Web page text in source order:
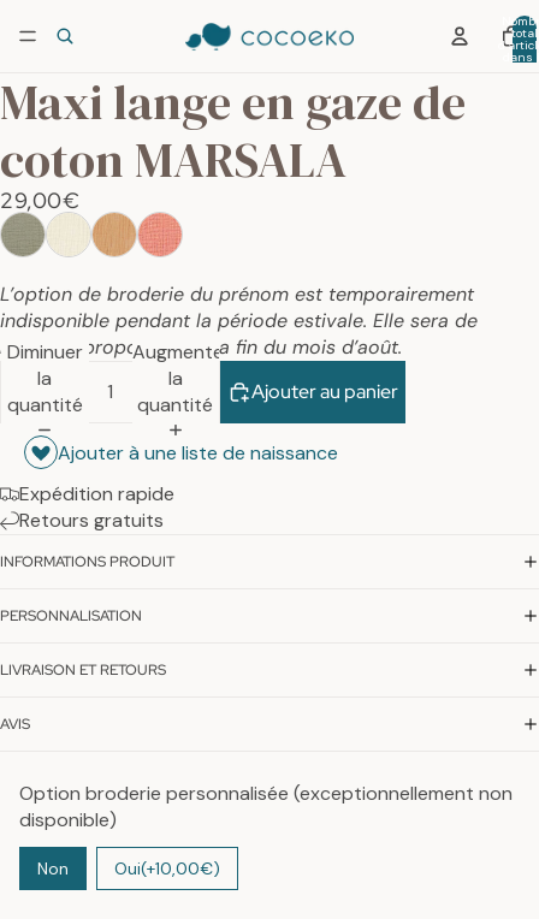
total
dans
Maxi lange en gaze de
coton MARSALA
29,00€
L’option de broderie du prénom est temporairement
indisponible pendant la période estivale. Elle sera de
nouveau proposée dès la fin du mois d’août.
Diminuer
la
quantité
Augmenter
la
quantité
Ajouter au panier
Ajouter à une liste de naissance
Expédition rapide
Retours gratuits
INFORMATIONS PRODUIT
PERSONNALISATION
LIVRAISON ET RETOURS
AVIS
Option broderie personnalisée (exceptionnellement non
disponible)
Non Oui(+10,00€)